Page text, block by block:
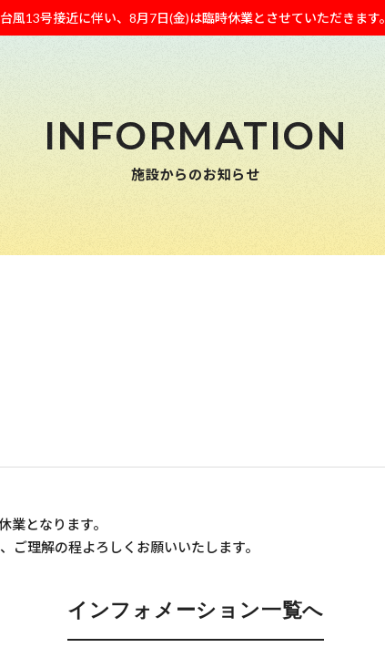
台風13号接近に伴い、8月7日(金)は臨時休業とさせていただきます。
INFORMATION
施設からのお知らせ
となります。
ご理解の程よろしくお願いいたします。
インフォメーション一覧へ